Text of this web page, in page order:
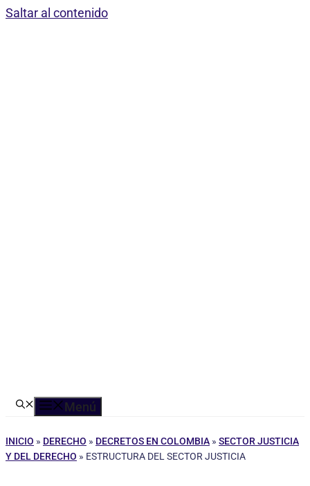
Saltar al contenido
Menú
INICIO » DERECHO » DECRETOS EN COLOMBIA » SECTOR JUSTICIA
Y DEL DERECHO » ESTRUCTURA DEL SECTOR JUSTICIA